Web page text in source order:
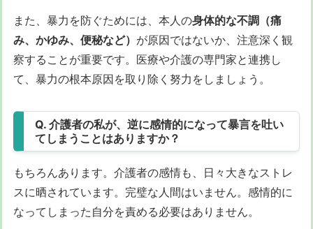
また、暴力を防ぐためには、本人の身体的な不調（痛
み、かゆみ、便秘など） が原因ではないか、注意深く観
察することが重要です。医療や介護の専門家と連携し
て、暴力の根本原因を取り除く努力をしましょう。
Q. 介護者の私が、逆に感情的になって暴言を吐い
てしまうことはありますか？
もちろんあります。介護者の感情も、日々大きなストレ
スに晒されています。完璧な人間はいません。感情的に
なってしまった自分を責める必要はありません。